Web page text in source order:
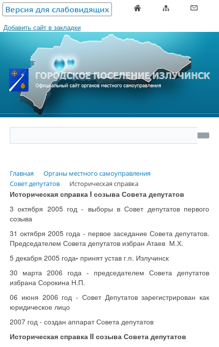
Версия для слабовидящих
Добавить сайт в закладки
Главная
Органы местного самоуправления
Совет депутатов
Историческая справка
Историческая справка I созыва Совета депутатов
3 октября 2005 год - выборы в Совет депутатов первого
созыва
31 октября 2005 года - первое заседание Совета депутатов.
Председателем Совета депутатов избран Атаев М.Х.
5 декабря 2005 года- принят устав г.п. Излучинск
30 марта 2006 года - председателем Совета депутатов
избрана Сорокина Н.П.
06 июня 2006 год - Совет Депутатов зарегистрирован как
юридическое лицо
2007 год - создан аппарат Совета депутатов
Историческая справка II созыва Совета депутатов